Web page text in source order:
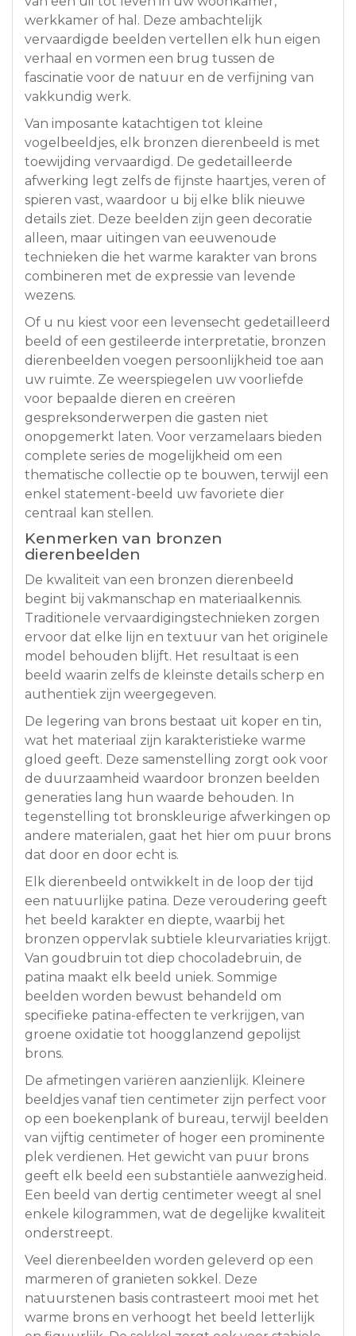
werkkamer of hal. Deze ambachtelijk
vervaardigde beelden vertellen elk hun eigen
verhaal en vormen een brug tussen de
fascinatie voor de natuur en de verfijning van
vakkundig werk.
Van imposante katachtigen tot kleine
vogelbeeldjes, elk bronzen dierenbeeld is met
toewijding vervaardigd. De gedetailleerde
afwerking legt zelfs de fijnste haartjes, veren of
spieren vast, waardoor u bij elke blik nieuwe
details ziet. Deze beelden zijn geen decoratie
alleen, maar uitingen van eeuwenoude
technieken die het warme karakter van brons
combineren met de expressie van levende
wezens.
Of u nu kiest voor een levensecht gedetailleerd
beeld of een gestileerde interpretatie, bronzen
dierenbeelden voegen persoonlijkheid toe aan
uw ruimte. Ze weerspiegelen uw voorliefde
voor bepaalde dieren en creëren
gespreksonderwerpen die gasten niet
onopgemerkt laten. Voor verzamelaars bieden
complete series de mogelijkheid om een
thematische collectie op te bouwen, terwijl een
enkel statement-beeld uw favoriete dier
centraal kan stellen.
Kenmerken van bronzen
dierenbeelden
De kwaliteit van een bronzen dierenbeeld
begint bij vakmanschap en materiaalkennis.
Traditionele vervaardigingstechnieken zorgen
ervoor dat elke lijn en textuur van het originele
model behouden blijft. Het resultaat is een
beeld waarin zelfs de kleinste details scherp en
authentiek zijn weergegeven.
De legering van brons bestaat uit koper en tin,
wat het materiaal zijn karakteristieke warme
gloed geeft. Deze samenstelling zorgt ook voor
de duurzaamheid waardoor bronzen beelden
generaties lang hun waarde behouden. In
tegenstelling tot bronskleurige afwerkingen op
andere materialen, gaat het hier om puur brons
dat door en door echt is.
Elk dierenbeeld ontwikkelt in de loop der tijd
een natuurlijke patina. Deze veroudering geeft
het beeld karakter en diepte, waarbij het
bronzen oppervlak subtiele kleurvariaties krijgt.
Van goudbruin tot diep chocoladebruin, de
patina maakt elk beeld uniek. Sommige
beelden worden bewust behandeld om
specifieke patina-effecten te verkrijgen, van
groene oxidatie tot hoogglanzend gepolijst
brons.
De afmetingen variëren aanzienlijk. Kleinere
beeldjes vanaf tien centimeter zijn perfect voor
op een boekenplank of bureau, terwijl beelden
van vijftig centimeter of hoger een prominente
plek verdienen. Het gewicht van puur brons
geeft elk beeld een substantiële aanwezigheid.
Een beeld van dertig centimeter weegt al snel
enkele kilogrammen, wat de degelijke kwaliteit
onderstreept.
Veel dierenbeelden worden geleverd op een
marmeren of granieten sokkel. Deze
natuurstenen basis contrasteert mooi met het
warme brons en verhoogt het beeld letterlijk